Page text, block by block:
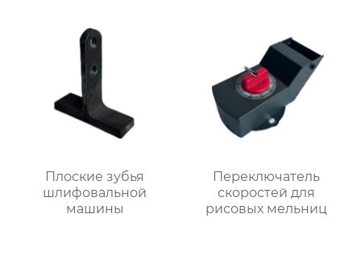
Плоские зубья
шлифовальной
машины
Переключатель
скоростей для
рисовых мельниц